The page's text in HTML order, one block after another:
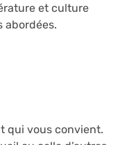
et culture
abordées.
qui vous convient.